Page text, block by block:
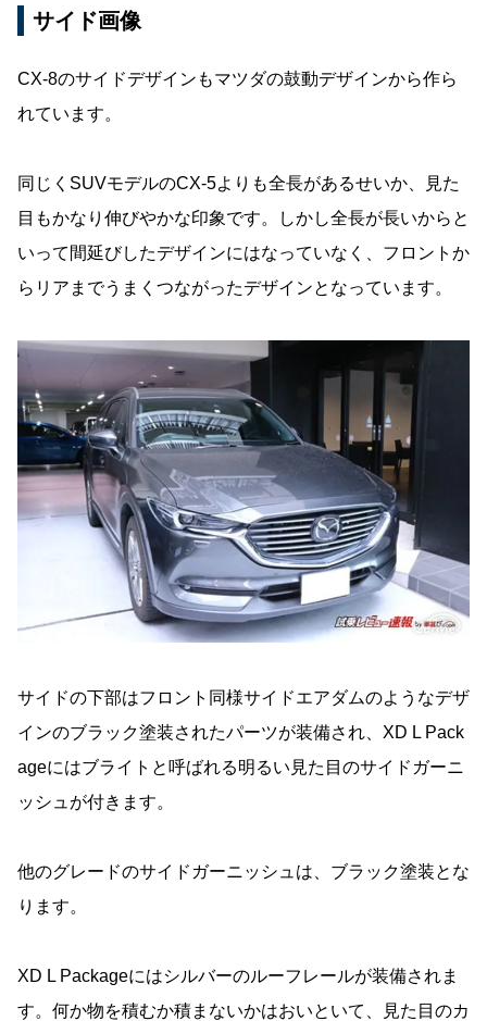
サイド画像
CX-8のサイドデザインもマツダの鼓動デザインから作ら
れています。
同じくSUVモデルのCX-5よりも全長があるせいか、見た
目もかなり伸びやかな印象です。しかし全長が長いからと
いって間延びしたデザインにはなっていなく、フロントか
らリアまでうまくつながったデザインとなっています。
サイドの下部はフロント同様サイドエアダムのようなデザ
インのブラック塗装されたパーツが装備され、XD L Pack
ageにはブライトと呼ばれる明るい見た目のサイドガーニ
ッシュが付きます。
他のグレードのサイドガーニッシュは、ブラック塗装とな
ります。
XD L Packageにはシルバーのルーフレールが装備されま
す。何か物を積むか積まないかはおいといて、見た目のカ